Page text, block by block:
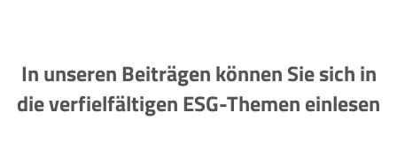
In unseren Beiträgen können Sie sich in
die verfielfältigen ESG-Themen einlesen